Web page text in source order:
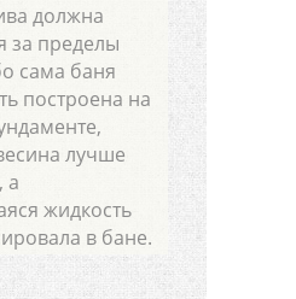
должна
за пределы
сама баня
построена на
лучше
а
жидкость
в бане.